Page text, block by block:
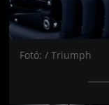
Fotó: / Triumph